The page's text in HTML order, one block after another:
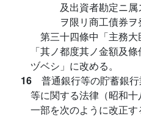
及出資者勘定ニ
ヲ限リ商工債券
第三十四條中「主務
「其ノ都度其ノ金額及
ヅベシ」に改める。
16 普通銀行等の貯蓄銀
等に関する法律（昭和
一部を次のように改正す